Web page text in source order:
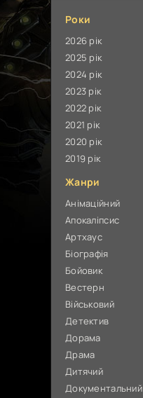
Роки
2026 рік
2025 рік
2024 рік
2023 рік
2022 рік
2021 рік
2020 рік
2019 рік
Жанри
Анімаційний
Апокаліпсис
Артхаус
Біографія
Бойовик
Вестерн
Військовий
Детектив
Дорама
Драма
Дитячий
Документальний